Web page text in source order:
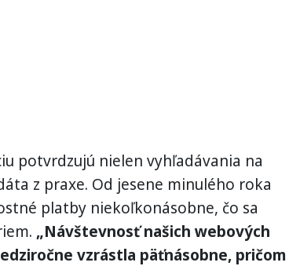
potvrdzujú nielen vyhľadávania na
z praxe. Od jesene minulého roka
platby niekoľkonásobne, čo sa
„Návštevnosť našich webových
vzrástla päťnásobne, pričom